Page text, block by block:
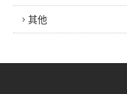
其他